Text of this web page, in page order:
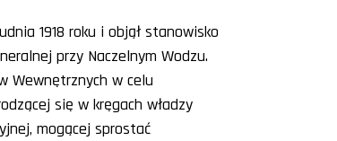
1918 roku i objął stanowisko
przy Naczelnym Wodzu.
Wewnętrznych w celu
się w kręgach władzy
mogącej sprostać